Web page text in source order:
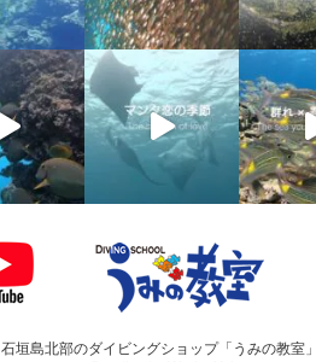
石垣島北部のダイビングショップ「うみの教室